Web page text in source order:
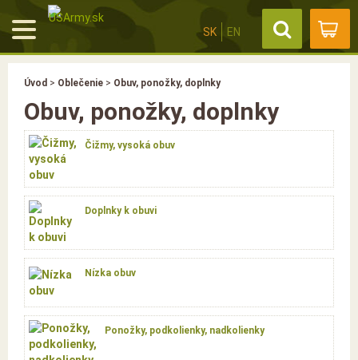
SK EN
Úvod > Oblečenie > Obuv, ponožky, doplnky
Obuv, ponožky, doplnky
Čižmy, vysoká obuv
Doplnky k obuvi
Nízka obuv
Ponožky, podkolienky, nadkolienky